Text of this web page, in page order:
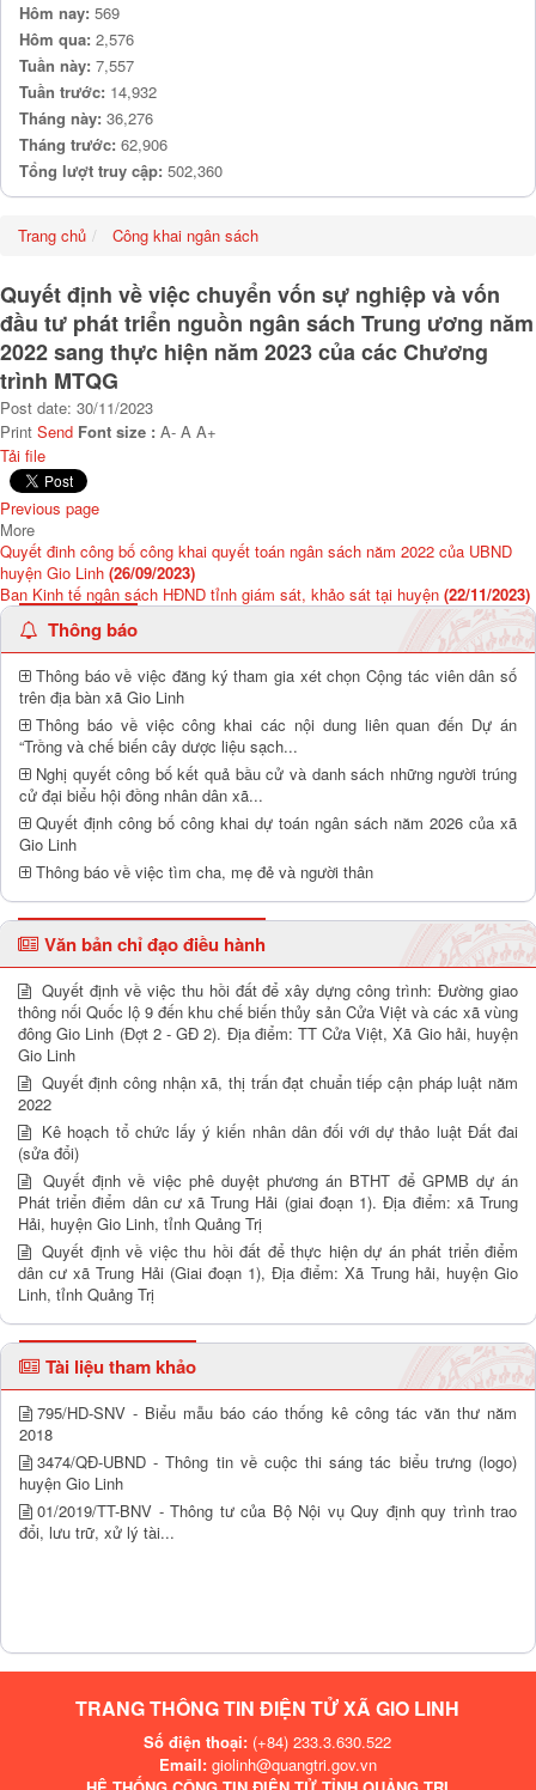
Hôm nay: 569
Hôm qua: 2,576
Tuần này: 7,557
Tuần trước: 14,932
Tháng này: 36,276
Tháng trước: 62,906
Tổng lượt truy cập: 502,360
Trang chủ Công khai ngân sách
Quyết định về việc chuyển vốn sự nghiệp và vốn
đầu tư phát triển nguồn ngân sách Trung ương năm
2022 sang thực hiện năm 2023 của các Chương
trình MTQG
Post date: 30/11/2023
Print Send Font size : A- A A+
Tải file
Previous page
More
Quyết đinh công bố công khai quyết toán ngân sách năm 2022 của UBND
huyện Gio Linh (26/09/2023)
Ban Kinh tế ngân sách HĐND tỉnh giám sát, khảo sát tại huyện (22/11/2023)
Thông báo
Thông báo về việc đăng ký tham gia xét chọn Cộng tác viên dân số
trên địa bàn xã Gio Linh
Thông báo về việc công khai các nội dung liên quan đến Dự án
“Trồng và chế biến cây dược liệu sạch...
Nghị quyết công bố kết quả bầu cử và danh sách những người trúng
cử đại biểu hội đồng nhân dân xã...
Quyết định công bố công khai dự toán ngân sách năm 2026 của xã
Gio Linh
Thông báo về việc tìm cha, mẹ đẻ và người thân
Văn bản chỉ đạo điều hành
Quyết định về việc thu hồi đất để xây dựng công trình: Đường giao
thông nối Quốc lộ 9 đến khu chế biến thủy sản Cửa Việt và các xã vùng
đông Gio Linh (Đợt 2 - GĐ 2). Địa điểm: TT Cửa Việt, Xã Gio hải, huyện
Gio Linh
Quyết định công nhận xã, thị trấn đạt chuẩn tiếp cận pháp luật năm
2022
Kê hoạch tổ chức lấy ý kiến nhân dân đối với dự thảo luật Đất đai
(sửa đổi)
Quyết định về việc phê duyệt phương án BTHT để GPMB dự án
Phát triển điểm dân cư xã Trung Hải (giai đoạn 1). Địa điểm: xã Trung
Hải, huyện Gio Linh, tỉnh Quảng Trị
Quyết định về việc thu hồi đất để thực hiện dự án phát triển điểm
dân cư xã Trung Hải (Giai đoạn 1), Địa điểm: Xã Trung hải, huyện Gio
Linh, tỉnh Quảng Trị
Tài liệu tham khảo
795/HD-SNV - Biểu mẫu báo cáo thống kê công tác văn thư năm
2018
3474/QĐ-UBND - Thông tin về cuộc thi sáng tác biểu trưng (logo)
huyện Gio Linh
01/2019/TT-BNV - Thông tư của Bộ Nội vụ Quy định quy trình trao
đổi, lưu trữ, xử lý tài...
TRANG THÔNG TIN ĐIỆN TỬ XÃ GIO LINH
Số điện thoại: (+84) 233.3.630.522
Email:giolinh@quangtri.gov.vn